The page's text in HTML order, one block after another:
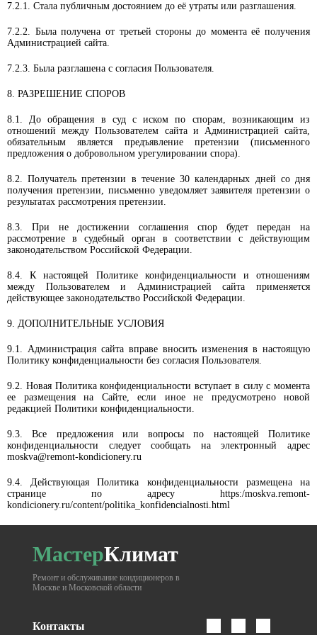
7.2.1. Стала публичным достоянием до её утраты или разглашения.
7.2.2. Была получена от третьей стороны до момента её получения
Администрацией сайта.
7.2.3. Была разглашена с согласия Пользователя.
8. РАЗРЕШЕНИЕ СПОРОВ
8.1. До обращения в суд с иском по спорам, возникающим из
отношений между Пользователем сайта и Администрацией сайта,
обязательным является предъявление претензии (письменного
предложения о добровольном урегулировании спора).
8.2. Получатель претензии в течение 30 календарных дней со дня
получения претензии, письменно уведомляет заявителя претензии о
результатах рассмотрения претензии.
8.3. При не достижении соглашения спор будет передан на
рассмотрение в судебный орган в соответствии с действующим
законодательством Российской Федерации.
8.4. К настоящей Политике конфиденциальности и отношениям
между Пользователем и Администрацией сайта применяется
действующее законодательство Российской Федерации.
9. ДОПОЛНИТЕЛЬНЫЕ УСЛОВИЯ
9.1. Администрация сайта вправе вносить изменения в настоящую
Политику конфиденциальности без согласия Пользователя.
9.2. Новая Политика конфиденциальности вступает в силу с момента
ее размещения на Сайте, если иное не предусмотрено новой
редакцией Политики конфиденциальности.
9.3. Все предложения или вопросы по настоящей Политике
конфиденциальности следует сообщать на электронный адрес
moskva@remont-kondicionery.ru
9.4. Действующая Политика конфиденциальности размещена на
странице по адресу https:/moskva.remont-
kondicionery.ru/content/politika_konfidencialnosti.html
МастерКлимат
Ремонт и обслуживание кондиционеров в
Москве и Московской области
Контакты